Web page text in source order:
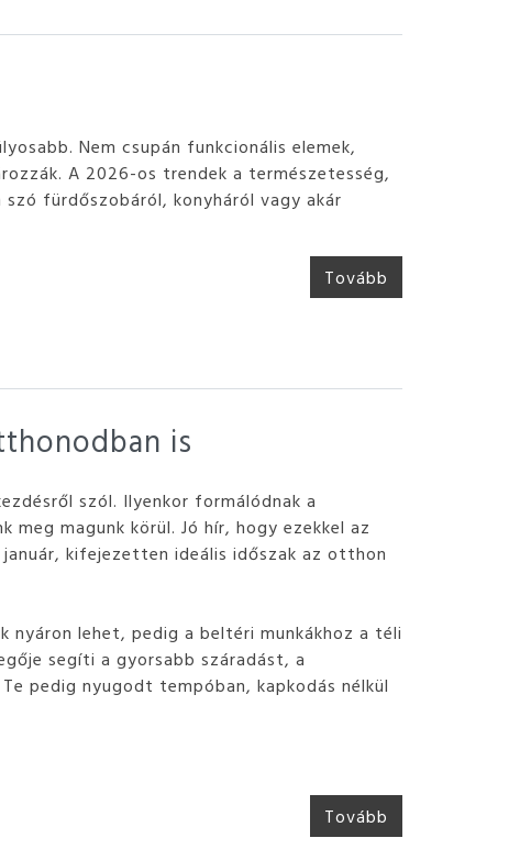
Nem csupán funkcionális elemek,
A 2026-os trendek a természetesség,
fürdőszobáról, konyháról vagy akár
Tovább
is
szól. Ilyenkor formálódnak a
magunk körül. Jó hír, hogy ezekkel az
kifejezetten ideális időszak az otthon
lehet, pedig a beltéri munkákhoz a téli
segíti a gyorsabb száradást, a
pedig nyugodt tempóban, kapkodás nélkül
Tovább